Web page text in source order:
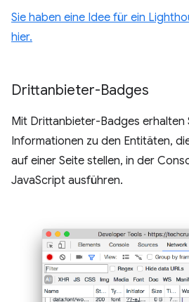
Sie haben eine Idee für ein
hier.
Drittanbieter-Badges
Mit Drittanbieter-Badges erhalten
Informationen zu den Entitäten,
auf einer Seite stellen, in der
JavaScript ausführen.